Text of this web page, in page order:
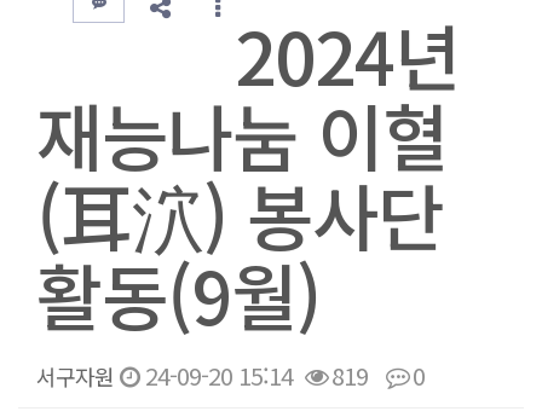
2024년
재능나눔 이혈
(耳泬) 봉사단
활동(9월)
서구자원 24-09-20 15:14 819 0